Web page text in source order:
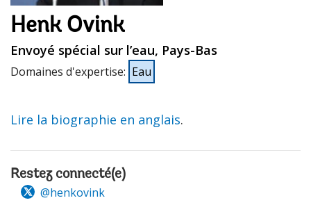
Henk Ovink
Envoyé spécial sur l’eau, Pays-Bas
Domaines d'expertise: Eau
Lire la biographie en anglais.
Restez connecté(e)
@henkovink